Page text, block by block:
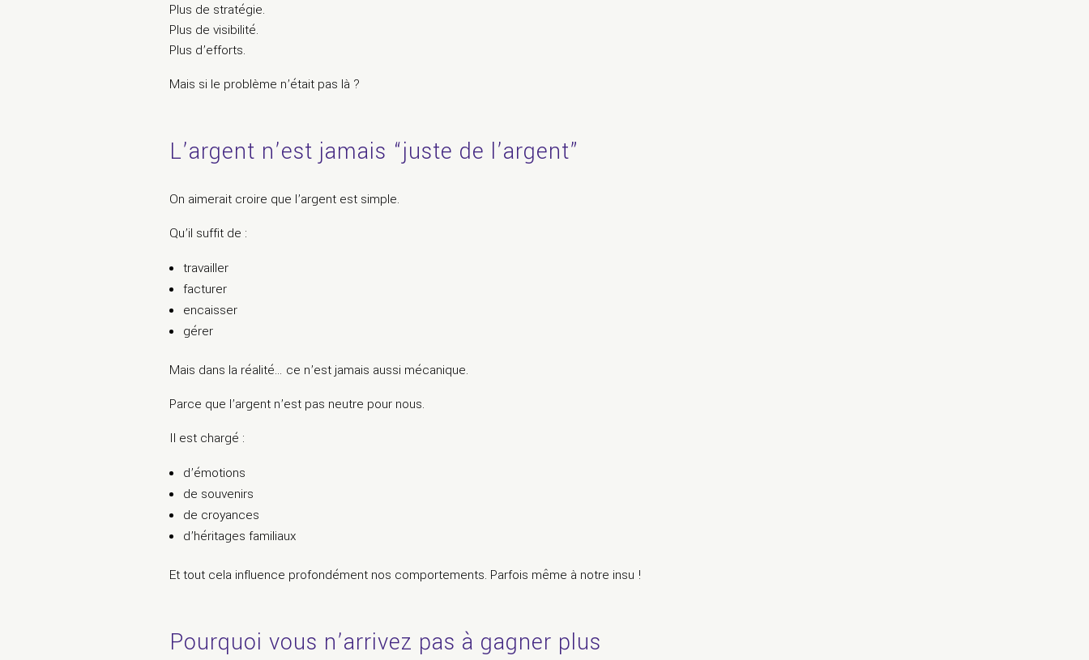
Plus de stratégie.
Plus de visibilité.
Plus d’efforts.
Mais si le problème n’était pas là ?
L’argent n’est jamais “juste de l’argent”
On aimerait croire que l’argent est simple.
Qu’il suffit de :
travailler
facturer
encaisser
gérer
Mais dans la réalité… ce n’est jamais aussi mécanique.
Parce que l’argent n’est pas neutre pour nous.
Il est chargé :
d’émotions
de souvenirs
de croyances
d’héritages familiaux
Et tout cela influence profondément nos comportements. Parfois même à notre insu !
Pourquoi vous n’arrivez pas à gagner plus